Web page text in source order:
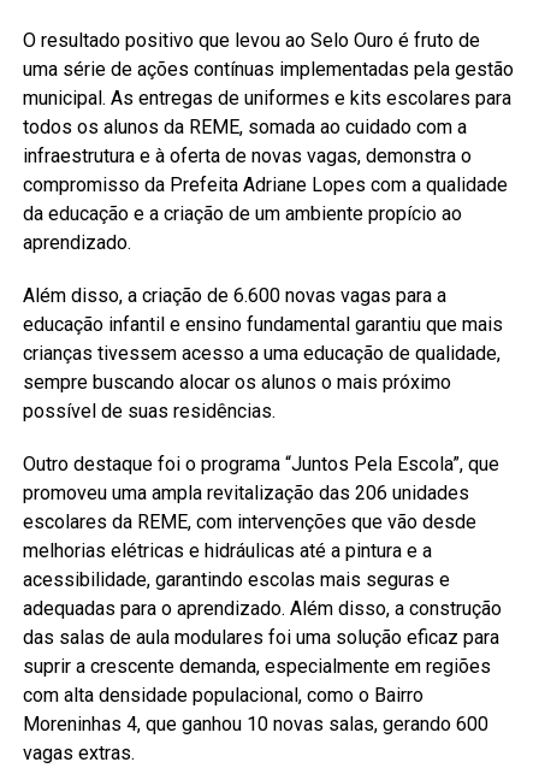
O resultado positivo que levou ao Selo Ouro é fruto de
uma série de ações contínuas implementadas pela gestão
municipal. As entregas de uniformes e kits escolares para
todos os alunos da REME, somada ao cuidado com a
infraestrutura e à oferta de novas vagas, demonstra o
compromisso da Prefeita Adriane Lopes com a qualidade
da educação e a criação de um ambiente propício ao
aprendizado.
Além disso, a criação de 6.600 novas vagas para a
educação infantil e ensino fundamental garantiu que mais
crianças tivessem acesso a uma educação de qualidade,
sempre buscando alocar os alunos o mais próximo
possível de suas residências.
Outro destaque foi o programa “Juntos Pela Escola”, que
promoveu uma ampla revitalização das 206 unidades
escolares da REME, com intervenções que vão desde
melhorias elétricas e hidráulicas até a pintura e a
acessibilidade, garantindo escolas mais seguras e
adequadas para o aprendizado. Além disso, a construção
das salas de aula modulares foi uma solução eficaz para
suprir a crescente demanda, especialmente em regiões
com alta densidade populacional, como o Bairro
Moreninhas 4, que ganhou 10 novas salas, gerando 600
vagas extras.